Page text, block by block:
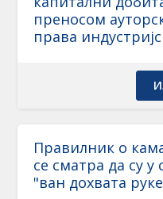
преносом
права
Правилник о
се сматра да су
"ван дохвата